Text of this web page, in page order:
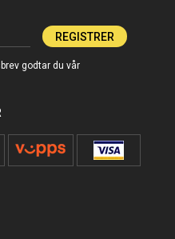
REGISTRER
godtar du vår